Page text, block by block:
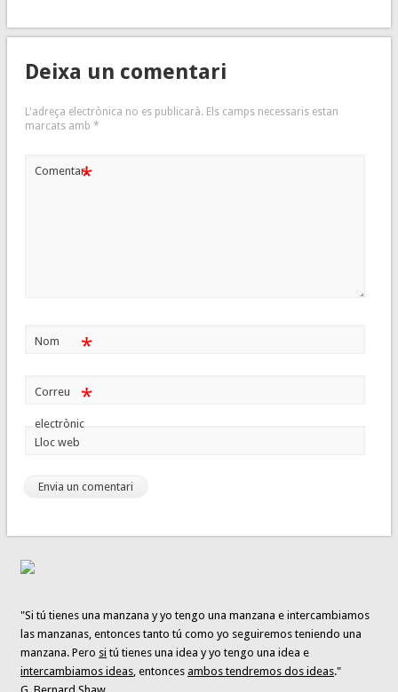
Deixa un comentari
L'adreça electrònica no es publicarà. Els camps necessaris estan
marcats amb *
Comentari*
Nom *
Correu
electrònic
*
Lloc web
"Si tú tienes una manzana y yo tengo una manzana e intercambiamos
las manzanas, entonces tanto tú como yo seguiremos teniendo una
manzana. Pero si tú tienes una idea y yo tengo una idea e
intercambiamos ideas, entoncesambos tendremos dos ideas."